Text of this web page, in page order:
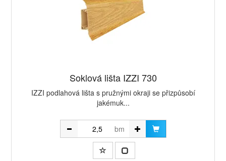
Soklová lišta IZZI 730
IZZI podlahová lišta s pružnými okraji se přizpůsobí
jakémuk...
bm